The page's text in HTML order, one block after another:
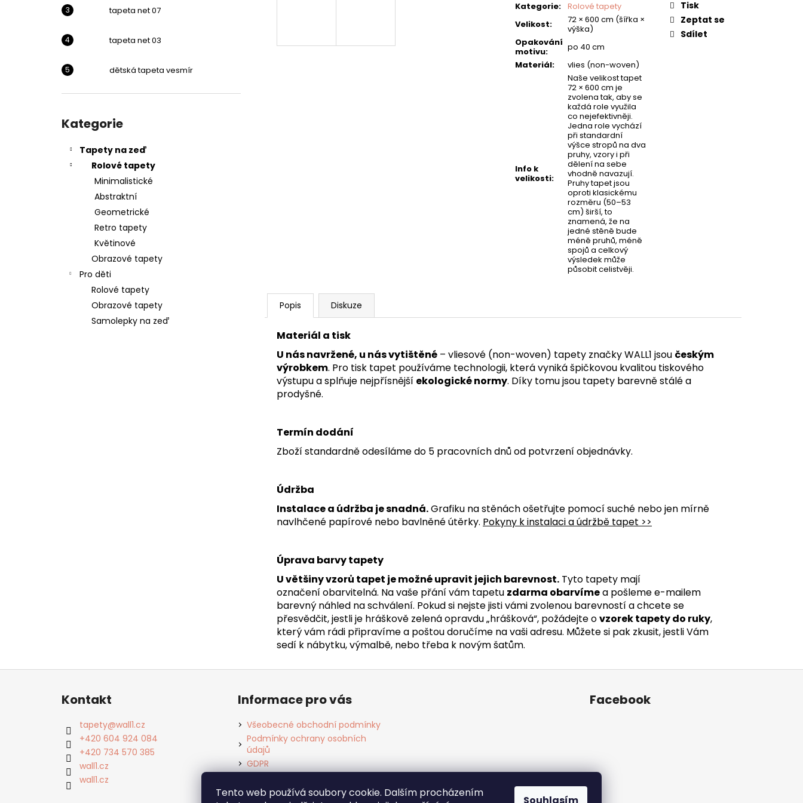
Tento web používá soubory cookie. Dalším procházením
tapeta net 07
tapeta net 03
dětská tapeta vesmír
kategorie
Kategorie
Tapety na zeď
Rolové tapety
Minimalistické
Abstraktní
Geometrické
Retro tapety
Květinové
Obrazové tapety
Pro děti
Rolové tapety
Obrazové tapety
Samolepky na zeď
Kategorie: Rolové tapety
Velikost:
72 × 600 cm (šířka ×
výška)
Opakování
motivu:
po 40 cm
Materiál: vlies (non-woven)
Info k
velikosti:
Naše velikost tapet
72 × 600 cm je
zvolena tak, aby se
každá role využila
co nejefektivněji.
Jedna role vychází
při standardní
výšce stropů na dva
pruhy, vzory i při
dělení na sebe
vhodně navazují.
Pruhy tapet jsou
oproti klasickému
rozměru (50–53
cm) širší, to
znamená, že na
jedné stěně bude
méně pruhů, méně
spojů a celkový
výsledek může
působit celistvěji.
Tisk
Zeptat se
Sdílet
Popis Diskuze
Materiál a tisk
U nás navržené, u nás vytištěné – vliesové (non-woven) tapety značky WALL1 jsou českým
výrobkem. Pro tisk tapet používáme technologii, která vyniká špičkovou kvalitou tiskového
výstupu a splňuje nejpřísnější ekologické normy. Díky tomu jsou tapety barevně stálé a
prodyšné.
Termín dodání
Zboží standardně odesíláme do 5 pracovních dnů od potvrzení objednávky.
Údržba
Instalace a údržba je snadná.Grafiku na stěnách ošetřujte pomocí suché nebo jen mírně
navlhčené papírové nebo bavlněné útěrky. Pokyny k instalaci a údržbě tapet >>
Úprava barvy tapety
U většiny vzorů tapet je možné upravit jejich barevnost. Tyto tapety mají
označení obarvitelná. Na vaše přání vám tapetu zdarma obarvímea pošleme e-mailem
barevný náhled na schválení. Pokud si nejste jisti vámi zvolenou barevností a chcete se
přesvědčit, jestli je hráškově zelená opravdu „hrášková“, požádejte ovzorek tapety do ruky,
který vám rádi připravíme a poštou doručíme na vaši adresu. Můžete si pak zkusit, jestli Vám
sedí k nábytku, výmalbě, nebo třeba k novým šatům.
Z
Kontakt
tapety@wall1.cz
+420 604 924 084
+420 734 570 385
wall1.cz
wall1.cz
Informace pro vás
Všeobecné obchodní podmínky
Podmínky ochrany osobních
údajů
GDPR
Kontakt
Facebook